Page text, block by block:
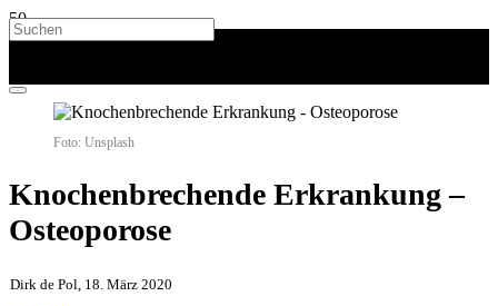
Foto: Unsplash
Knochenbrechende Erkrankung –
Osteoporose
Dirk de Pol, 18. März 2020